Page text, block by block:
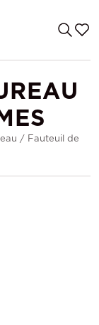
/ Fauteuil de